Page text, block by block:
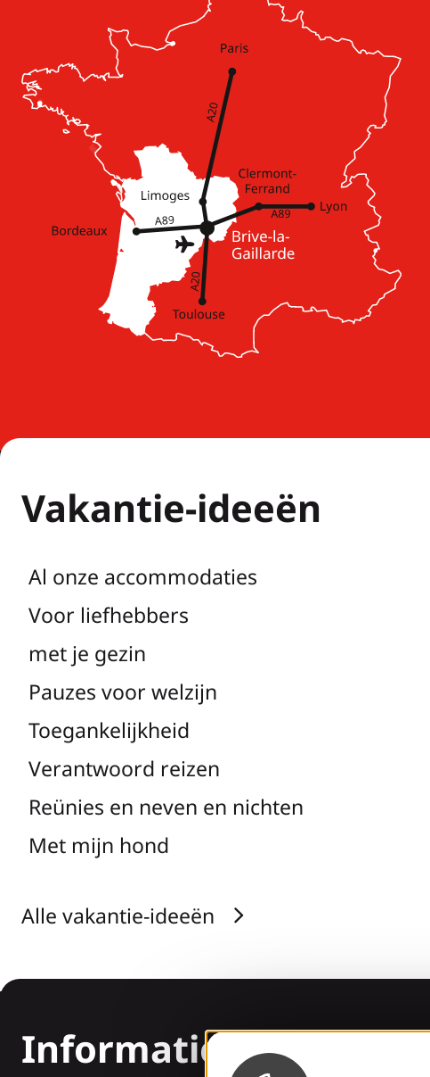
Vakantie-ideeën
Al onze accommodaties
Voor liefhebbers
met je gezin
Pauzes voor welzijn
Toegankelijkheid
Verantwoord reizen
Reünies en neven en nichten
Met mijn hond
Alle vakantie-ideeën
Informatie